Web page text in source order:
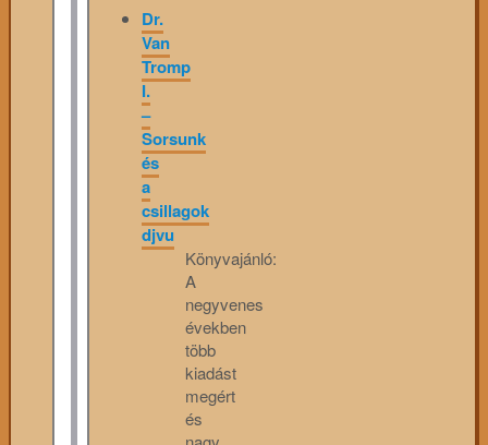
Dr.
Van
Tromp
I.
–
Sorsunk
és
a
csillagok
djvu
Könyvajánló:
A
negyvenes
években
több
kiadást
megért
és